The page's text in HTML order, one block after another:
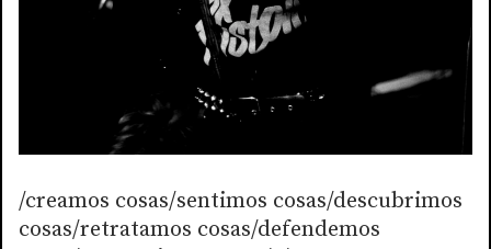
/creamos cosas/sentimos cosas/descubrimos
cosas/retratamos cosas/defendemos